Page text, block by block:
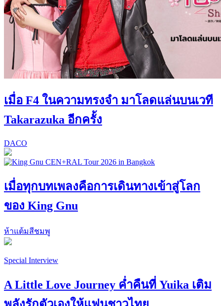
เมื่อ F4 ในความทรงจำ มาโลดแล่นบนเวที
Takarazuka อีกครั้ง
DACO
เมื่อทุกบทเพลงคือการเดินทางเข้าสู่โลก
ของ King Gnu
ห้าแต้มสีชมพู
Special Interview
A Little Love Journey ค่ำคืนที่ Yuika เติม